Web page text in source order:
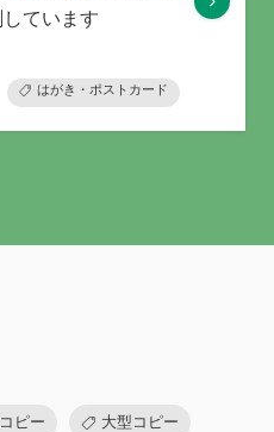
ています
はがき・ポストカード
コピー 大型コピー